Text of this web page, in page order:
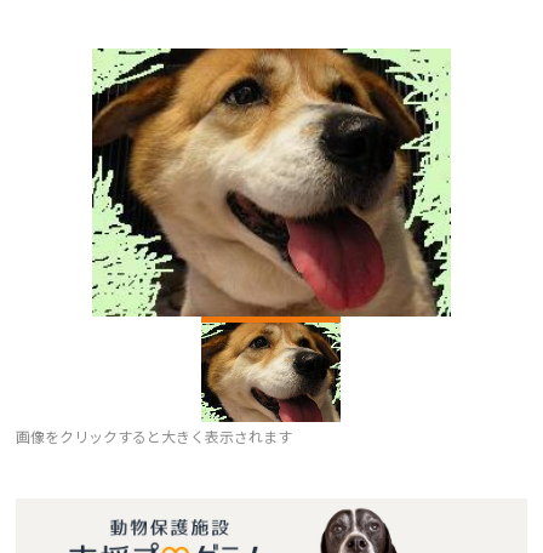
画像をクリックすると大きく表示されます